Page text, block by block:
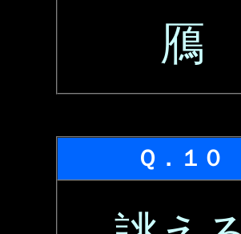
鴈
Ｑ．１０